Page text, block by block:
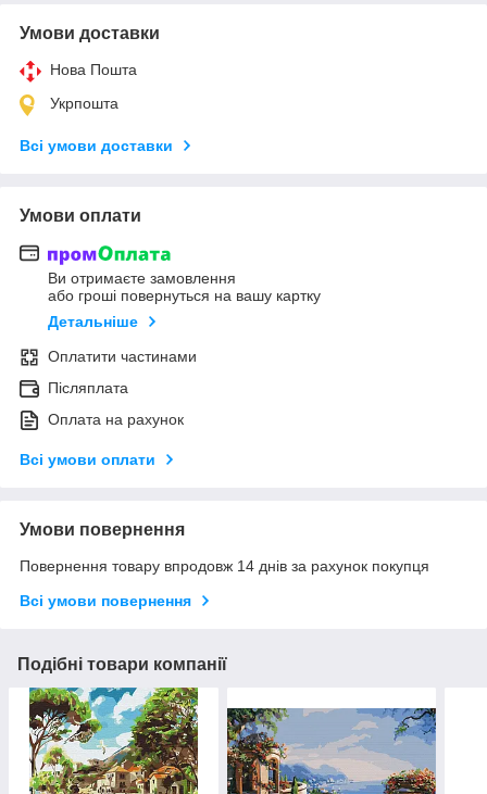
Умови доставки
Нова Пошта
Укрпошта
Всі умови доставки
Умови оплати
Ви отримаєте замовлення
або гроші повернуться на вашу картку
Детальніше
Оплатити частинами
Післяплата
Оплата на рахунок
Всі умови оплати
Умови повернення
Повернення товару впродовж 14 днів за рахунок покупця
Всі умови повернення
Подібні товари компанії